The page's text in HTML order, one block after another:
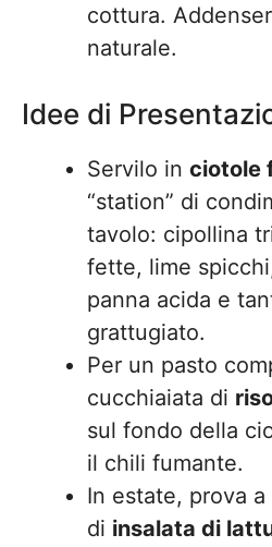
cottura.
naturale.
Idee di
Servilo in ciotole
“station” di
tavolo: cipollina
fette, lime
panna acida e
grattugiato.
Per un pasto
cucchiaiata di
sul fondo della
il chili fumante.
In estate, prova
di insalata di